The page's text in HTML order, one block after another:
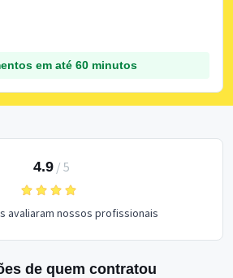
em até 60 minutos
4.9/ 5
avaliaram nossos profissionais
de quem contratou